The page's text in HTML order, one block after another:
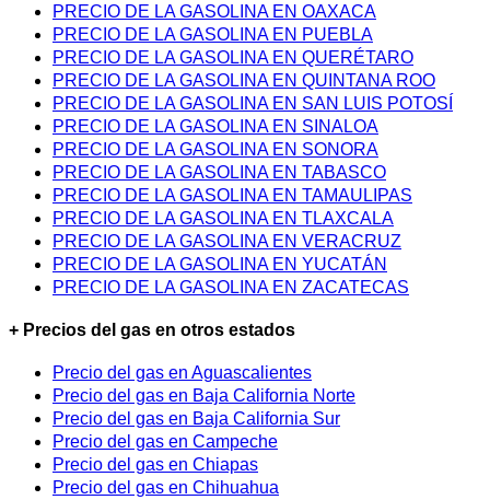
PRECIO DE LA GASOLINA EN OAXACA
PRECIO DE LA GASOLINA EN PUEBLA
PRECIO DE LA GASOLINA EN QUERÉTARO
PRECIO DE LA GASOLINA EN QUINTANA ROO
PRECIO DE LA GASOLINA EN SAN LUIS POTOSÍ
PRECIO DE LA GASOLINA EN SINALOA
PRECIO DE LA GASOLINA EN SONORA
PRECIO DE LA GASOLINA EN TABASCO
PRECIO DE LA GASOLINA EN TAMAULIPAS
PRECIO DE LA GASOLINA EN TLAXCALA
PRECIO DE LA GASOLINA EN VERACRUZ
PRECIO DE LA GASOLINA EN YUCATÁN
PRECIO DE LA GASOLINA EN ZACATECAS
+ Precios del gas en otros estados
Precio del gas en Aguascalientes
Precio del gas en Baja California Norte
Precio del gas en Baja California Sur
Precio del gas en Campeche
Precio del gas en Chiapas
Precio del gas en Chihuahua